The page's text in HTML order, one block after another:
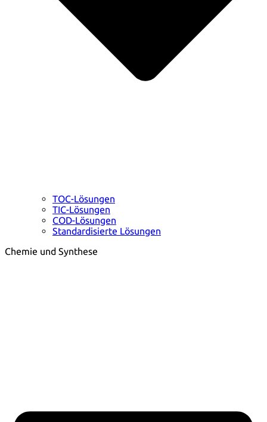
TOC-Lösungen
TIC-Lösungen
COD-Lösungen
Standardisierte Lösungen
Chemie und Synthese